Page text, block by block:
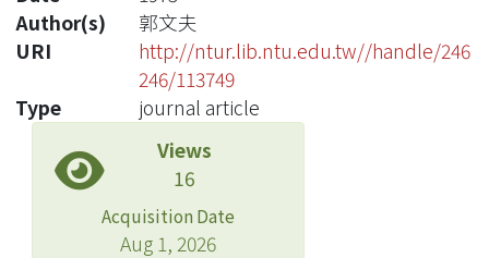
Author(s)
郭文夫
URI
http://ntur.lib.ntu.edu.tw//handle/246
246/113749
Type
journal article
Views
16
Acquisition Date
Aug 1, 2026